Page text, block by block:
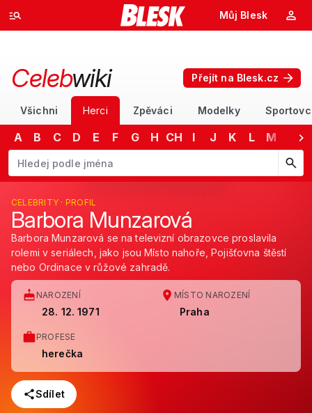
Můj Blesk
Celebwiki Přejít na Blesk.cz
Všichni Herci Zpěváci Modelky
A B C D E F G H CH I J K L M
Začněte psát jméno. Šipkami dolů a nahoru procházejte návrhy,
CELEBRITY · PROFIL
Barbora Munzarová
Barbora Munzarová se na televizní obrazovce proslavila
rolemi v seriálech, jako jsou Místo nahoře, Pojišťovna štěstí
nebo Ordinace v růžové zahradě.
NAROZENÍ
28. 12. 1971
MÍSTO NAROZENÍ
Praha
PROFESE
herečka
Sdílet